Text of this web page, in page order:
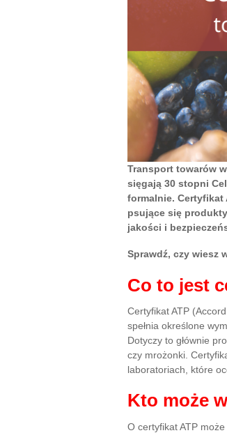
Transport towarów
sięgają 30 stopni
formalnie. Certyfikat
psujące się
jakości i
Sprawdź, czy wiesz
Co to jest
Certyfikat ATP
spełnia określone
Dotyczy to głównie
czy mrożonki.
laboratoriach, które
Kto może
O certyfikat ATP